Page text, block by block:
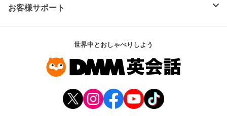
お客様サポート
世界中とおしゃべりしよう